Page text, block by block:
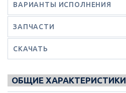
ВАРИАНТЫ ИСПОЛНЕНИЯ
ЗАПЧАСТИ
СКАЧАТЬ
ОБЩИЕ ХАРАКТЕРИСТИКИ